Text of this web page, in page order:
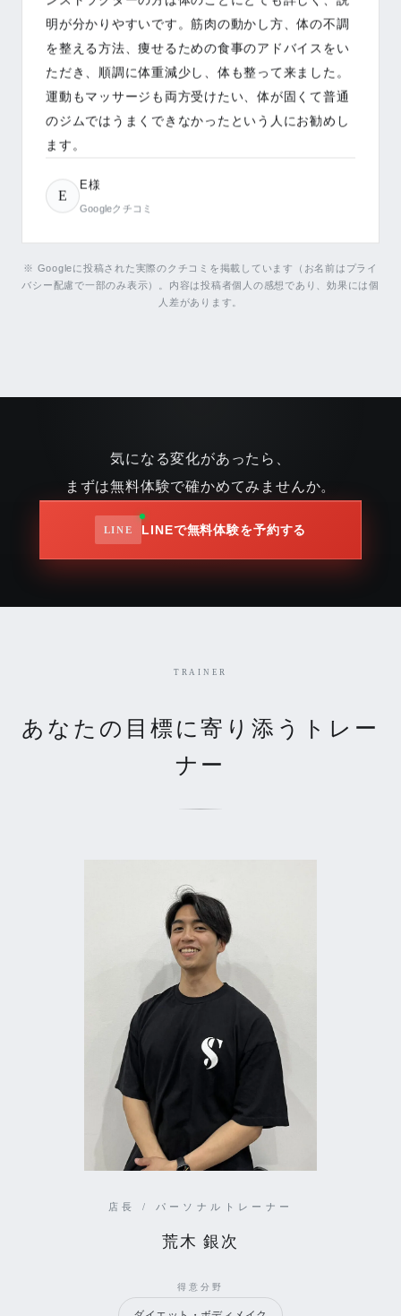
E
E様
Googleクチコミ
もっと見る（残り7件）
Googleで口コミを見る
※ Googleに投稿された実際のクチコミを掲載しています（お名前はプライ
バシー配慮で一部のみ表示）。内容は投稿者個人の感想であり、効果には個
人差があります。
気になる変化があったら、
まずは無料体験で確かめてみませんか。
LINEで無料体験を予約する
TRAINER
あなたの目標に寄り添うトレー
ナー
店長 / パーソナルトレーナー
荒木 銀次
得意分野